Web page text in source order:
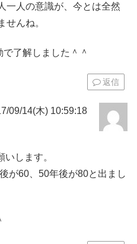
一人の意識が、今とは全然
せんね。
了解しました＾＾
返信
09/14(木) 10:59:18
いします。
が60、50年後が80と出まし